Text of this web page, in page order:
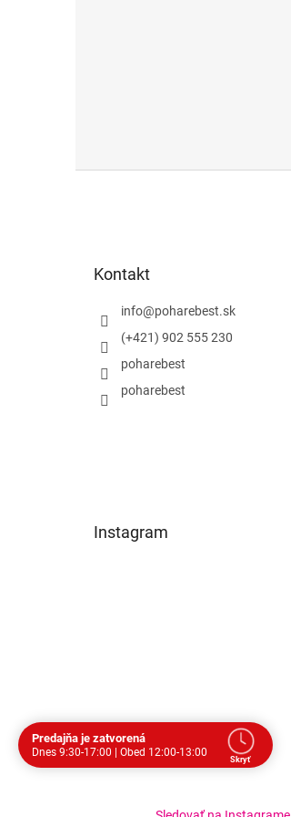
Kontakt
info@poharebest.sk
(+421) 902 555 230
poharebest
poharebest
Instagram
Predajňa je zatvorená
Dnes 9:30-17:00 | Obed 12:00-13:00
Skryť
Prestávka